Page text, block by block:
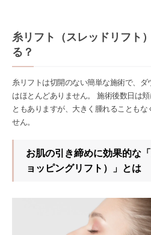
糸リフト（スレッドリフト
る？
糸リフトは切開のない簡単な施術で、ダ
はほとんどありません。 施術後数日は
ともありますが、大きく腫れることも
せん。
お肌の引き締めに効果的な
ョッピングリフト）」とは